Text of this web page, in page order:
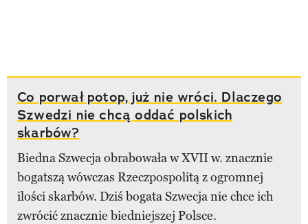
Co porwał potop, już nie wróci. Dlaczego
Szwedzi nie chcą oddać polskich
skarbów?
Biedna Szwecja obrabowała w XVII w. znacznie
bogatszą wówczas Rzeczpospolitą z ogromnej
ilości skarbów. Dziś bogata Szwecja nie chce ich
zwrócić znacznie biedniejszej Polsce.